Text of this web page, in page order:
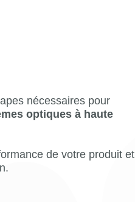
nécessaires pour
optiques à haute
de votre produit et